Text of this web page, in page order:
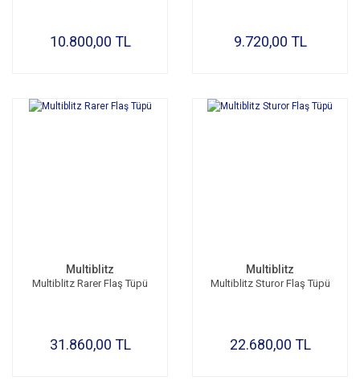
10.800,00 TL 9.720,00 TL
Multiblitz
Multiblitz Rarer Flaş Tüpü
31.860,00 TL
Multiblitz
Multiblitz Sturor Flaş Tüpü
22.680,00 TL